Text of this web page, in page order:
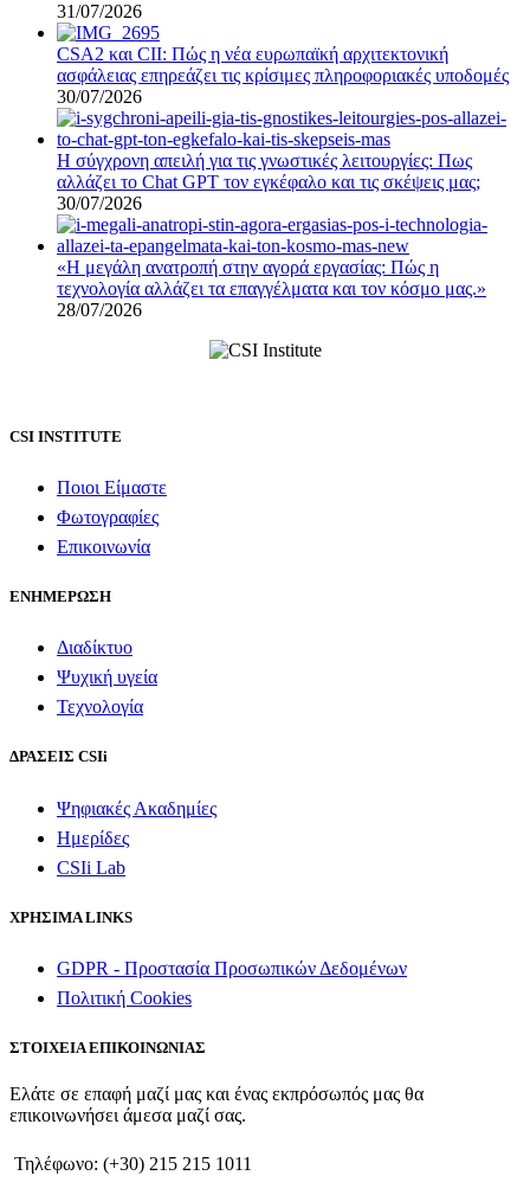
31/07/2026
CSA2 και CII: Πώς η νέα ευρωπαϊκή αρχιτεκτονική
ασφάλειας επηρεάζει τις κρίσιμες πληροφοριακές υποδομές
30/07/2026
Η σύγχρονη απειλή για τις γνωστικές λειτουργίες: Πως
αλλάζει το Chat GPT τον εγκέφαλο και τις σκέψεις μας;
30/07/2026
«Η μεγάλη ανατροπή στην αγορά εργασίας: Πώς η
τεχνολογία αλλάζει τα επαγγέλματα και τον κόσμο μας.»
28/07/2026
CSI INSTITUTE
Ποιοι Είμαστε
Φωτογραφίες
Επικοινωνία
ΕΝΗΜΕΡΩΣΗ
Διαδίκτυο
Ψυχική υγεία
Τεχνολογία
ΔΡΑΣΕΙΣ CSIi
Ψηφιακές Ακαδημίες
Ημερίδες
CSIi Lab
ΧΡΗΣΙΜΑ LINKS
GDPR - Προστασία Προσωπικών Δεδομένων
Πολιτική Cookies
ΣΤΟΙΧΕΙΑ ΕΠΙΚΟΙΝΩΝΙΑΣ
Ελάτε σε επαφή μαζί μας και ένας εκπρόσωπός μας θα
επικοινωνήσει άμεσα μαζί σας.
Τηλέφωνο: (+30) 215 215 1011